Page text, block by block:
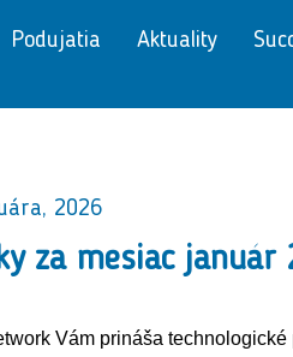
Podujatia Aktuality
2026
za mesiac január
Vám prináša